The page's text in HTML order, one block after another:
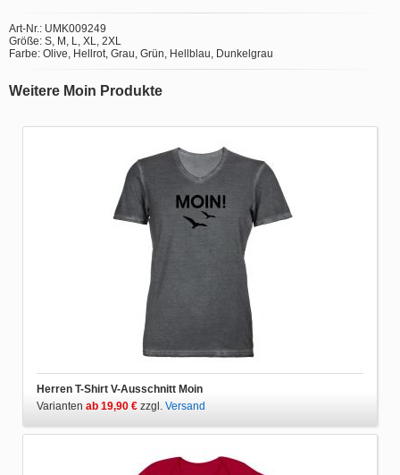
Art-Nr.: UMK009249
Größe: S, M, L, XL, 2XL
Farbe: Olive, Hellrot, Grau, Grün, Hellblau, Dunkelgrau
Weitere Moin Produkte
Herren T-Shirt V-Ausschnitt Moin
Varianten ab 19,90 € zzgl. Versand